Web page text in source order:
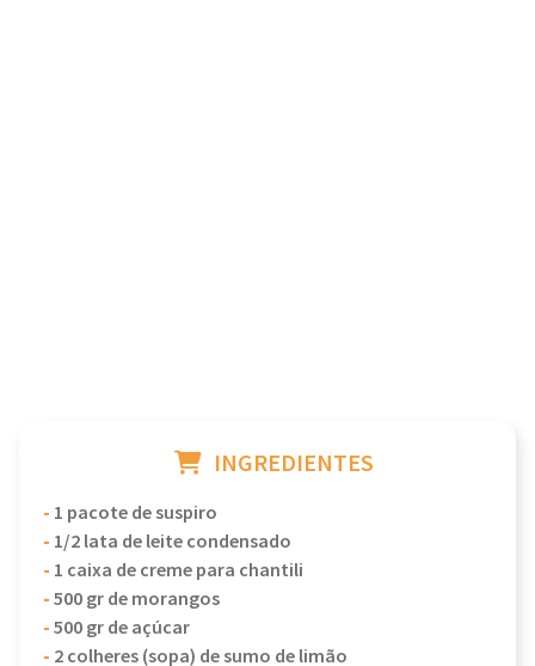
INGREDIENTES
- 1 pacote de suspiro
- 1/2 lata de leite condensado
- 1 caixa de creme para chantili
-500 gr de morangos
-500 gr de açúcar
- 2 colheres (sopa) de sumo de limão